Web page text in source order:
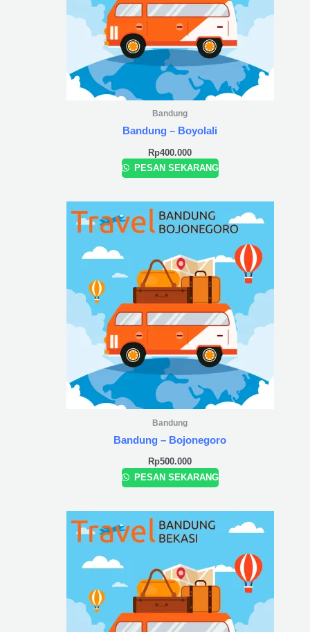
Bandung
Bandung – Boyolali
Rp400.000
PESAN SEKARANG
Bandung
Bandung – Bojonegoro
Rp500.000
PESAN SEKARANG